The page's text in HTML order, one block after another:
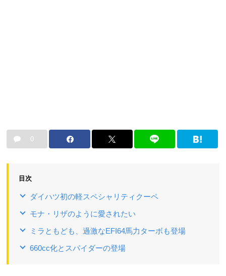
0
目次
ダイハツ初の軽スペシャリティクーペ
モナ・リザのように愛されたい
ミラともども、過激なEFI64馬力ターボも登場
660cc化とスパイダーの登場